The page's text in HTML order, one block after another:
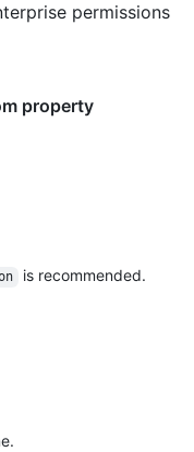
permissions
property
is recommended.